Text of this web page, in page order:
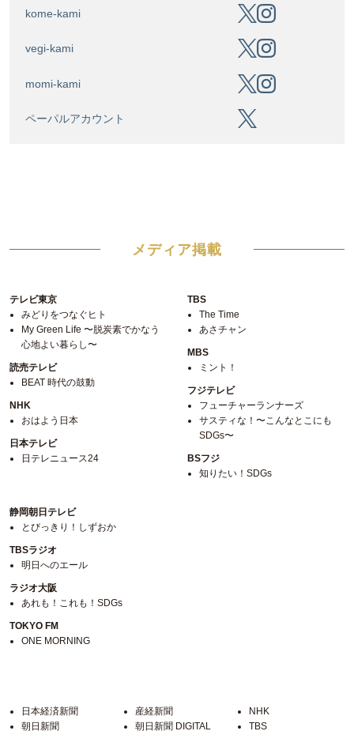
kome-kami
vegi-kami
momi-kami
ペーパルアカウント
メディア掲載
テレビ東京
みどりをつなぐヒト
My Green Life 〜脱炭素でかなう
心地よい暮らし〜
読売テレビ
BEAT 時代の鼓動
NHK
おはよう日本
日本テレビ
日テレニュース24
TBS
The Time
あさチャン
MBS
ミント！
フジテレビ
フューチャーランナーズ
サスティな！〜こんなとこにも
SDGs〜
BSフジ
知りたい！SDGs
静岡朝日テレビ
とびっきり！しずおか
TBSラジオ
明日へのエール
ラジオ大阪
あれも！これも！SDGs
TOKYO FM
ONE MORNING
日本経済新聞
朝日新聞
産経新聞
朝日新聞 DIGITAL
NHK
TBS